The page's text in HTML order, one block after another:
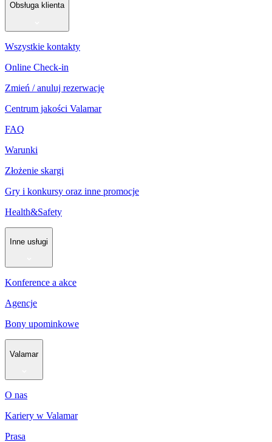
Obsługa klienta
Wszystkie kontakty
Online Check-in
Zmień / anuluj rezerwację
Centrum jakości Valamar
FAQ
Warunki
Złożenie skargi
Gry i konkursy oraz inne promocje
Health&Safety
Inne usługi
Konference a akce
Agencje
Bony upominkowe
Valamar
O nas
Kariery w Valamar
Prasa